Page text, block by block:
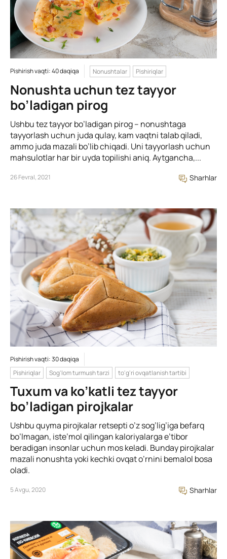
Pishirish vaqti: 40 daqiqa Nonushtalar Pishiriqlar
Nonushta uchun tez tayyor
bo’ladigan pirog
Ushbu tez tayyor bo’ladigan pirog – nonushtaga
tayyorlash uchun juda qulay, kam vaqtni talab qiladi,
ammo juda mazali bo’lib chiqadi. Uni tayyorlash uchun
mahsulotlar har bir uyda topilishi aniq. Aytgancha,...
26 Fevral, 2021 Sharhlar
Pishirish vaqti: 30 daqiqa
Pishiriqlar
Sog'lom turmush tarzi to'g'ri ovqatlanish tartibi
Tuxum va ko’katli tez tayyor
bo’ladigan pirojkalar
Ushbu quyma pirojkalar retsepti o’z sog’lig’iga befarq
bo’lmagan, iste’mol qilingan kaloriyalarga e’tibor
beradigan insonlar uchun mos keladi. Bunday pirojkalar
mazali nonushta yoki kechki ovqat o’rnini bemalol bosa
oladi.
5 Avgu, 2020 Sharhlar